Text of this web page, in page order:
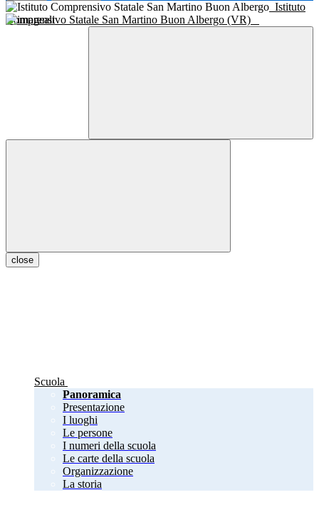
Istituto
Comprensivo Statale San Martino Buon Albergo (VR)
close
Scuola
Panoramica
Presentazione
I luoghi
Le persone
I numeri della scuola
Le carte della scuola
Organizzazione
La storia